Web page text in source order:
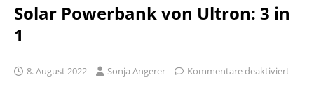
Solar Powerbank von Ultron: 3 in
1
8. August 2022 Sonja Angerer Kommentare deaktiviert